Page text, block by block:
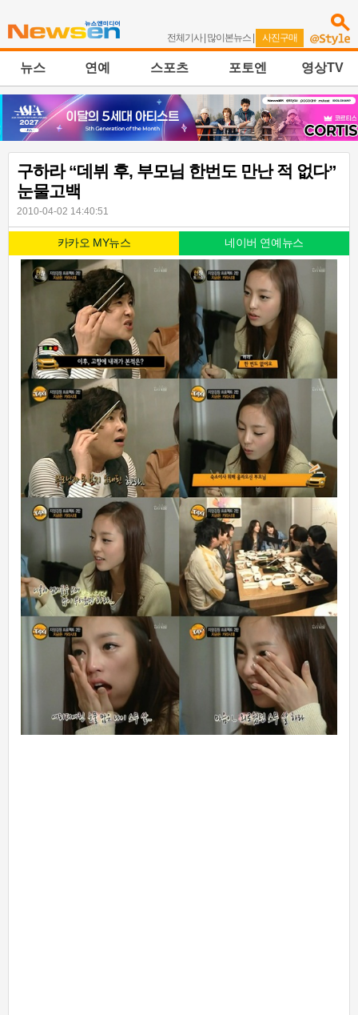
전체기사| 많이본뉴스 | 사진구매
뉴스 연예 스포츠 포토엔 영상TV
구하라 “데뷔 후, 부모님 한번도 만난 적 없다”
눈물고백
2010-04-02 14:40:51
카카오 MY뉴스 네이버 연예뉴스